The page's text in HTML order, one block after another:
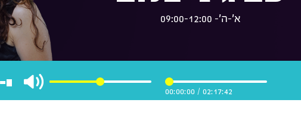
א'-ה'- 09:00-12:00
02:17:42
/
00:00:00